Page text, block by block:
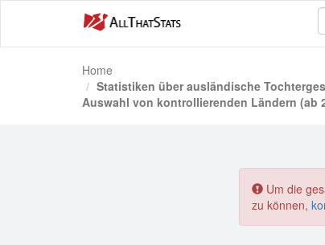
Home
Statistiken über ausländische
Auswahl von kontrollierenden Ländern (ab
Um die
zu können,